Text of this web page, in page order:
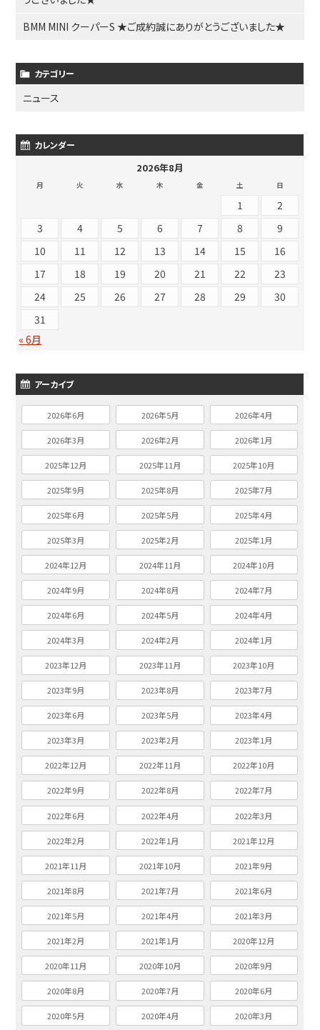
BMM MINI クーパーS ★ご成約誠にありがとうございました★
カテゴリー
ニュース
カレンダー
2026年8月
月 火 水 木 金 土 日
1
2
3
4 5 6 7 8
9
10
11 12 13 14 15
16
17
18 19 20 21 22
23
24
25 26 27 28 29
30
31
« 6月
アーカイブ
2026年6月 2026年5月 2026年4月
2026年3月 2026年2月 2026年1月
2025年12月 2025年11月 2025年10月
2025年9月 2025年8月 2025年7月
2025年6月 2025年5月 2025年4月
2025年3月 2025年2月 2025年1月
2024年12月 2024年11月 2024年10月
2024年9月 2024年8月 2024年7月
2024年6月 2024年5月 2024年4月
2024年3月 2024年2月 2024年1月
2023年12月 2023年11月 2023年10月
2023年9月 2023年8月 2023年7月
2023年6月 2023年5月 2023年4月
2023年3月 2023年2月 2023年1月
2022年12月 2022年11月 2022年10月
2022年9月 2022年8月 2022年7月
2022年6月 2022年4月 2022年3月
2022年2月 2022年1月 2021年12月
2021年11月 2021年10月 2021年9月
2021年8月 2021年7月 2021年6月
2021年5月 2021年4月 2021年3月
2021年2月 2021年1月 2020年12月
2020年11月 2020年10月 2020年9月
2020年8月 2020年7月 2020年6月
2020年5月 2020年4月 2020年3月